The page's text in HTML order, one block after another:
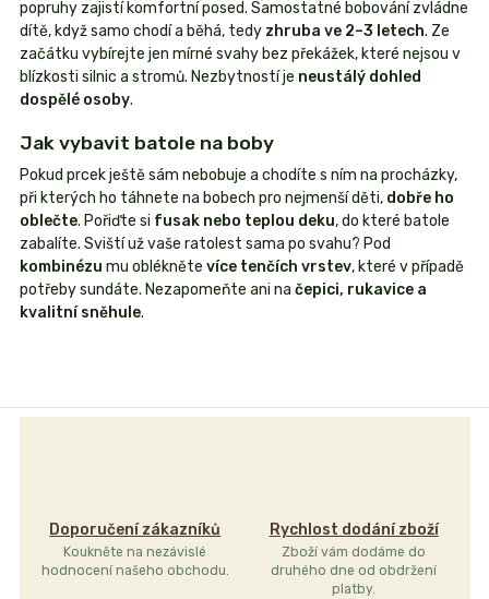
popruhy zajistí komfortní posed. Samostatné bobování zvládne
dítě, když samo chodí a běhá, tedy zhruba ve 2–3 letech. Ze
začátku vybírejte jen mírné svahy bez překážek, které nejsou v
blízkosti silnic a stromů. Nezbytností je neustálý dohled
dospělé osoby.
Jak vybavit batole na boby
Pokud prcek ještě sám nebobuje a chodíte s ním na procházky,
při kterých ho táhnete na bobech pro nejmenší děti, dobře ho
oblečte. Pořiďte si fusak nebo teplou deku, do které batole
zabalíte. Sviští už vaše ratolest sama po svahu? Pod
kombinézu mu oblékněte více tenčích vrstev, které v případě
potřeby sundáte. Nezapomeňte ani na čepici, rukavice a
kvalitní sněhule.
Doporučení zákazníků
Koukněte na nezávislé
hodnocení našeho obchodu.
Rychlost dodání zboží
Zboží vám dodáme do
druhého dne od obdržení
platby.